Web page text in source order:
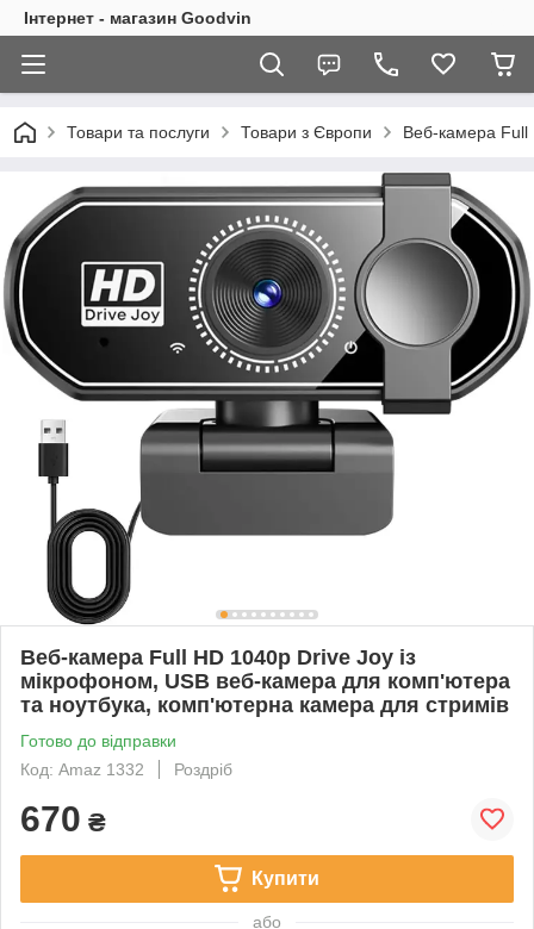
Інтернет - магазин Goodvin
Товари та послуги Товари з Європи Веб-камера Full
Веб-камера Full HD 1040p Drive Joy із
мікрофоном, USB веб-камера для комп'ютера
та ноутбука, комп'ютерна камера для стримів
Готово до відправки
Код: Amaz 1332
Роздріб
670 ₴
Купити
або